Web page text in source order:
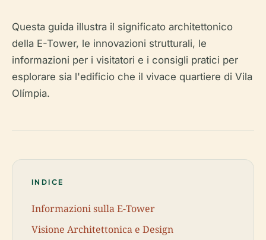
Questa guida illustra il significato architettonico
della E-Tower, le innovazioni strutturali, le
informazioni per i visitatori e i consigli pratici per
esplorare sia l'edificio che il vivace quartiere di Vila
Olímpia.
INDICE
Informazioni sulla E-Tower
Visione Architettonica e Design